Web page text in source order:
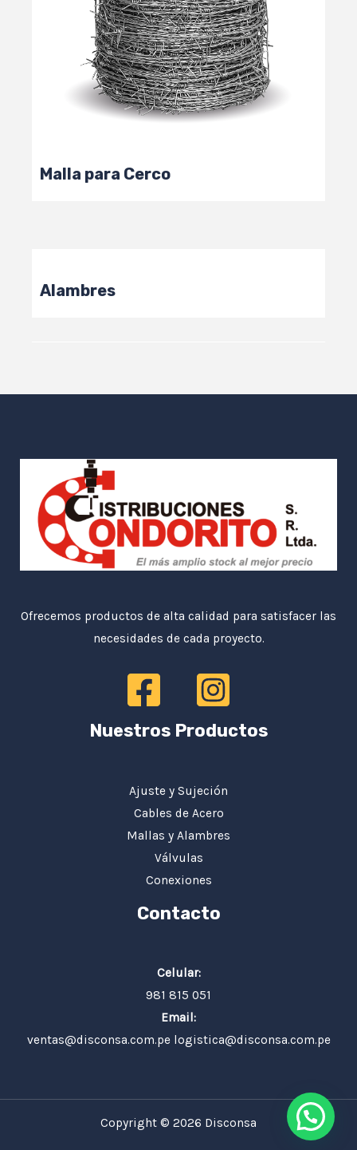
Malla para Cerco
Alambres
Ofrecemos productos de alta calidad para satisfacer las
necesidades de cada proyecto.
Nuestros Productos
Ajuste y Sujeción
Cables de Acero
Mallas y Alambres
Válvulas
Conexiones
Contacto
Celular:
981 815 051
Email:
ventas@disconsa.com.pe logistica@disconsa.com.pe
Copyright © 2026 Disconsa